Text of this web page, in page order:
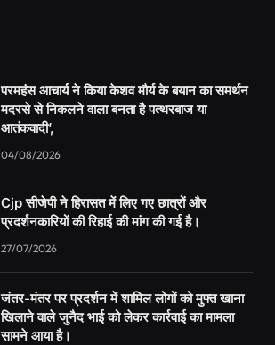
परमहंस आचार्य ने किया केशव मौर्य के बयान का समर्थन
मदरसे से निकलने वाला बनता है पत्थरबाज या
आतंकवादी’,
04/08/2026
Cjp सीजेपी ने हिरासत में लिए गए छात्रों और
प्रदर्शनकारियों की रिहाई की मांग की गई है।
27/07/2026
जंतर-मंतर पर प्रदर्शन में शामिल लोगों को मुफ्त खाना
खिलाने वाले जुनैद भाई को लेकर कार्रवाई का मामला
सामने आया है।